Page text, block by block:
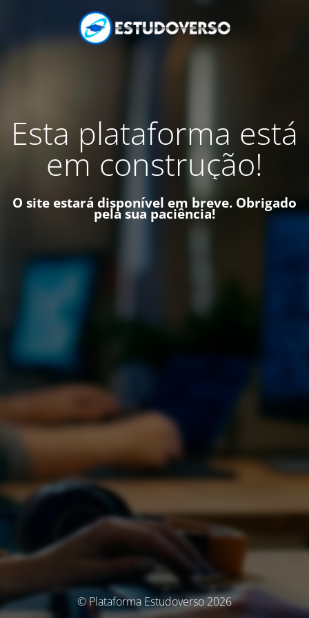
Esta plataforma está
em construção!
O site estará disponível em breve. Obrigado
pela sua paciência!
© Plataforma Estudoverso 2026